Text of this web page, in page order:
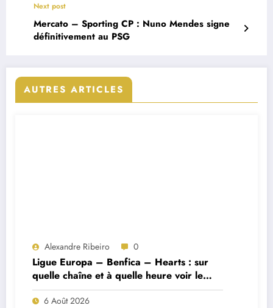
Next post
Mercato – Sporting CP : Nuno Mendes signe
définitivement au PSG
AUTRES ARTICLES
Alexandre Ribeiro 0
Ligue Europa – Benfica – Hearts : sur
quelle chaîne et à quelle heure voir le
match ?
6 Août 2026